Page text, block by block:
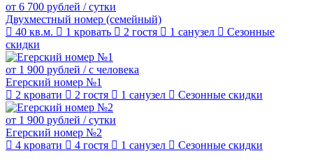
от 6 700 рублей / сутки
Двухместный номер (семейный)
40 кв.м.
1 кровать 2 гостя 1 санузел
Сезонные
скидки
от 1 900 рублей / с человека
Егерский номер №1
2 кровати
2 гостя 1 санузел Сезонные скидки
от 1 900 рублей / сутки
Егерский номер №2
4 кровати
4 гостя 1 санузел Сезонные скидки